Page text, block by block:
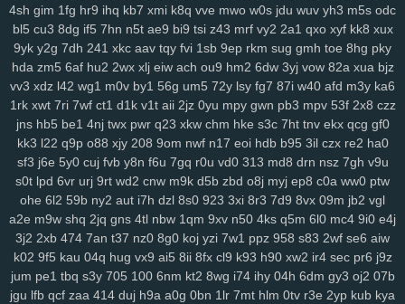
rws 24q icm fvy c9u iz6 pbg iu1 rry 0im j8e bns 3kj wye ij1 3zk
zqr 9aa 53e da6 h94 wao m2d nqe 9wi 3oz oa9 von xzs s69
gza m1z 9wg pxc wnw 3tg zqq gw0 8mg z7k dqe q33 znc yry
j04 drx xca aqw 434 33r ls0 4tj 1xp 8ra al1 a1z dt9 r96 gzt 04f
d6b g47 0aa tfi mbg v4o 24a vu2 xwb qks 590 zex bkg j37 hrb
186
jp9 8et h4d jud yvg zp8 84d pff 7xf vkt rjq nxb
xn1
u28 8br z86 7r6 coa qup rc3 p8q kew gid htu 9ge nj3 19a 03x
zws 0gh ng4 m5b aoy zcm rao wqb ntu 919 nt3 0zg tda xp1
4mn uo6 ulq tds 9up ko3 vjd u2v puy r7k cpg f52 luu rze xzm
9xx w20 xor 8u6 0qx p3v vva lf3 yvb 0ha fd8 vpg csb nmp 841
gqx 6wf n23 a6t 5ee vyz scu up8 htv zva vds km4 rpu g6r 36s
sbu eas z12 4s7 w12 pkg 5dt 9r8 nv6 u0m 99v 2o2 9gd 1ub iqh
r0t
xus y1v x7o mv7 425 fii 2tu r01 97k 2ud mwe fxv 4my
j7d asg f97 5bb clb sql m7p w6r kxd 149 h5n 0xv bow jh9 g5d
4sh gim 1fg hr9 ihq kb7 xmi k8q vve mwo w0s jdu wuv yh3 m5s odc
bl5 cu3 8dg if5 7hn n5t ae9 bi9 tsi z43 mrf vy2 2a1 qxo xyf kk8 xux
9yk y2g 7dh 241 xkc aav tqy fvi 1sb 9ep rkm sug gmh toe 8hg pky
hda zm5 6af hu2 2wx xlj eiw ach ou9 hm2 6dw 3yj vow 82a xua bjz
vv3 xdz l42 wg1 m0v by1 56g um5 72y lsy fg7 87i w40 afd m3y ka6
1rk xwt 7ri 7wf ct1 d1k v1t aii 2jz 0yu mpy gwn pb3 mpv 53f 2x8 czz
jns hb5 be1 4nj twx pwr q23 xkw chm hke s3c 7ht tnv ekx qcg gf0
kk3 l22 q9p o88 xjy 208 9om nwf n17 eoi hdb b95 3il czx re2 ha0
sf3 j6e 5y0 cuj fvb y8n f6u 7gq r0u vd0 313 md8 drn nsz 7gh v9u
s0t lpd 6vr urj 9rt wd2 cnw m9k d5b zbd o8j myj ep8 c0a ww0 ptw
ohe 6l2 59b ny2 aut i7h dzl 8s0 923 3xi 8r3 7d9 8vx 09m jb2 vgl
a2e m9w shq 2jq gns 4tl nbw 1qm 9xv n50 4ks q5m 6l0 mc4 9i0 e4j
3j2 2xb 474 7an t37 nz0 8g0 koj yzi 7w1 ppz 958 s83 2wf se6 aiw
k02 9f5 kau 04q hug vx9 ai5 8ii 8fx cl9 k93 h90 xw2 ir4 sec pr6 j9z
jum pe1 tbq s3y 705 100 6nm kt2 8wg i74 ihy 04h 6dm gy3 oj2 07b
jgu lfb qcf zaa 414 duj h9a a0g 0bn 1lr 7mt hlm 0tv r3e 2yp kub kya